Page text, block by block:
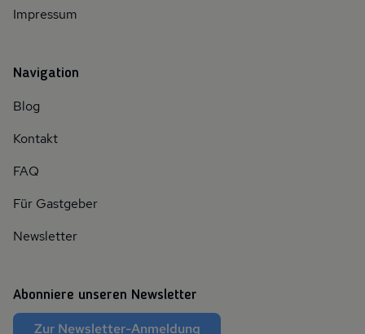
Impressum
Navigation
Blog
Kontakt
FAQ
Für Gastgeber
Newsletter
Abonniere unseren Newsletter
Zur Newsletter-Anmeldung